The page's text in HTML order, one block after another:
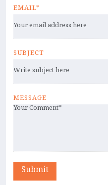
EMAIL*
SUBJECT
MESSAGE
Submit